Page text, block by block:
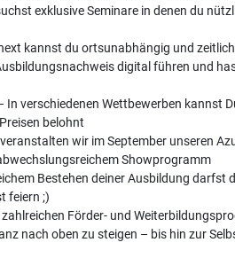
exklusive Seminare in denen du
kannst du ortsunabhängig und
digital führen und
verschiedenen Wettbewerben kannst
belohnt
wir im September unseren
Showprogramm
Bestehen deiner Ausbildung darfst
feiern ;)
Förder- und
nach oben zu steigen – bis hin zur